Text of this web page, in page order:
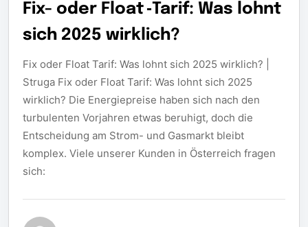
Fix- oder Float ‑Tarif: Was lohnt
sich 2025 wirklich?
Fix oder Float Tarif: Was lohnt sich 2025 wirklich? |
Struga Fix oder Float Tarif: Was lohnt sich 2025
wirklich? Die Energiepreise haben sich nach den
turbulenten Vorjahren etwas beruhigt, doch die
Entscheidung am Strom- und Gasmarkt bleibt
komplex. Viele unserer Kunden in Österreich fragen
sich: